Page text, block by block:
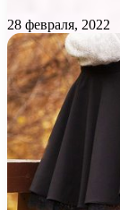
28 февраля, 2022